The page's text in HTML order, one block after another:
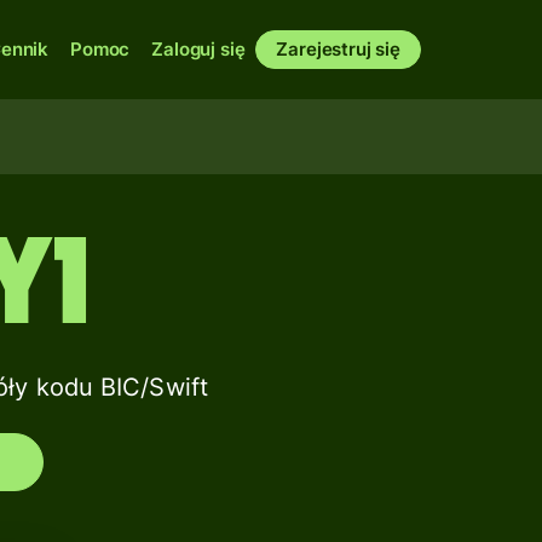
Pomoc Zaloguj się Zarejestruj się
kodu BIC/Swift